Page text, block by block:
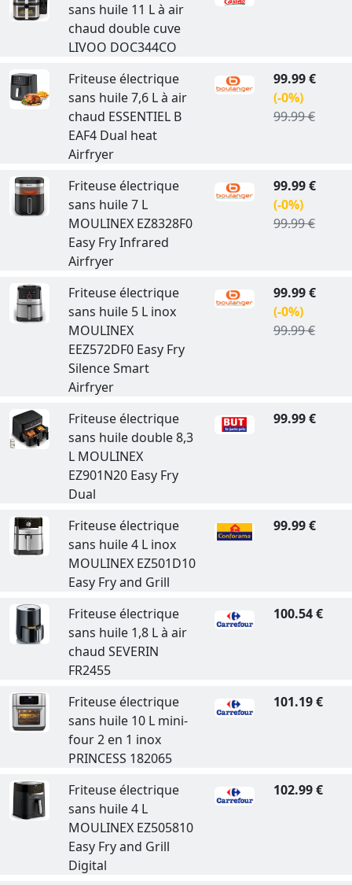
sans huile 11 L à air
chaud double cuve
LIVOO DOC344CO
Friteuse électrique
sans huile 7,6 L à air
chaud ESSENTIEL B
EAF4 Dual heat
Airfryer
99.99 €
(-0%)
99.99 €
Friteuse électrique
sans huile 7 L
MOULINEX EZ8328F0
Easy Fry Infrared
Airfryer
99.99 €
(-0%)
99.99 €
Friteuse électrique
sans huile 5 L inox
MOULINEX
EEZ572DF0 Easy Fry
Silence Smart
Airfryer
99.99 €
(-0%)
99.99 €
Friteuse électrique
sans huile double 8,3
L MOULINEX
EZ901N20 Easy Fry
Dual
99.99 €
Friteuse électrique
sans huile 4 L inox
MOULINEX EZ501D10
Easy Fry and Grill
99.99 €
Friteuse électrique
sans huile 1,8 L à air
chaud SEVERIN
FR2455
100.54 €
Friteuse électrique
sans huile 10 L mini-
four 2 en 1 inox
PRINCESS 182065
101.19 €
Friteuse électrique
sans huile 4 L
MOULINEX EZ505810
Easy Fry and Grill
Digital
102.99 €